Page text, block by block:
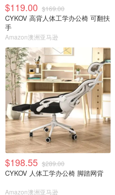
$119.00 $169.00
CYKOV 高背人体工学办公椅 可翻扶
手
Amazon澳洲亚马逊
$198.55 $289.00
CYKOV 人体工学办公椅 脚踏网背
Amazon澳洲亚马逊